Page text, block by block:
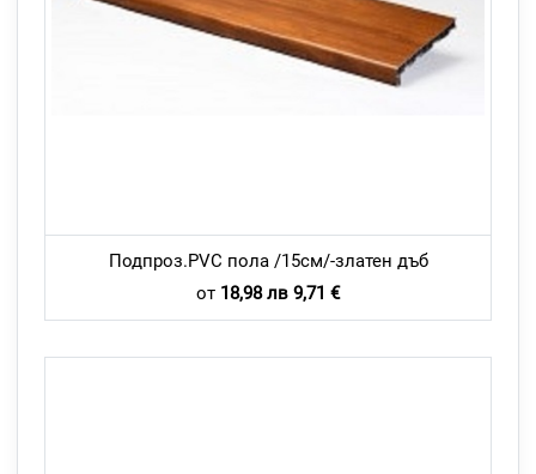
Подпроз.PVC пола /15см/-златен дъб
от 18,98 лв 9,71 €